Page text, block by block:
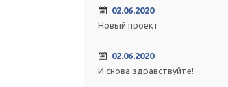
02.06.2020
Новый проект
02.06.2020
И снова здравствуйте!